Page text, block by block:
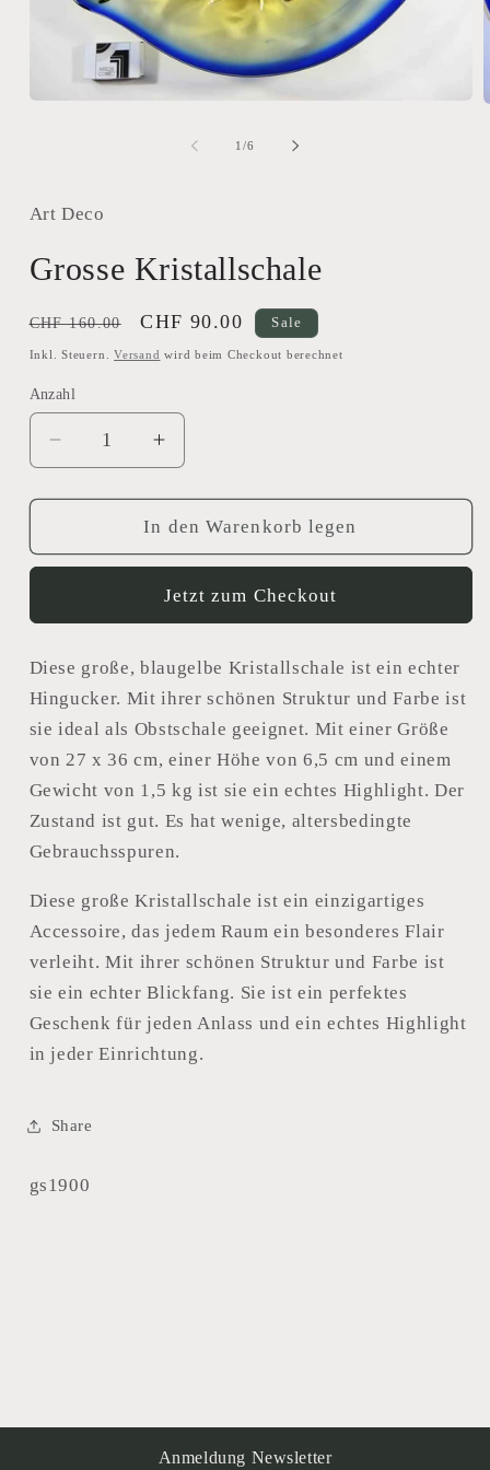
1/von
6
Art Deco
Grosse Kristallschale
Normaler
Preis
CHF 160.00 Verkaufspreis
CHF 90.00 Sale
Inkl. Steuern.Versand wird beim Checkout berechnet
Anzahl
Verringere
die
Menge
Grosse
Erhöhe
die
Menge
für
Grosse
In den Warenkorb legen
Jetzt zum Checkout
Diese große, blaugelbe Kristallschale ist ein echter
Hingucker. Mit ihrer schönen Struktur und Farbe ist
sie ideal als Obstschale geeignet. Mit einer Größe
von 27 x 36 cm, einer Höhe von 6,5 cm und einem
Gewicht von 1,5 kg ist sie ein echtes Highlight. Der
Zustand ist gut. Es hat wenige, altersbedingte
Gebrauchsspuren.
Diese große Kristallschale ist ein einzigartiges
Accessoire, das jedem Raum ein besonderes Flair
verleiht. Mit ihrer schönen Struktur und Farbe ist
sie ein echter Blickfang. Sie ist ein perfektes
Geschenk für jeden Anlass und ein echtes Highlight
in jeder Einrichtung.
Share
SKU:
gs1900
Anmeldung Newsletter